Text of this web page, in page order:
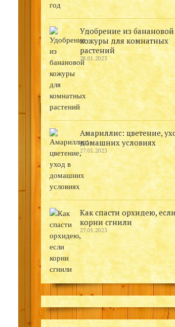
Удобрение из банановой
кожуры для комнатных
растений
28.01.2023
Амариллис: цветение,
домашних условиях
27.01.2023
Как спасти орхидею, если
корни сгнили
27.01.2023